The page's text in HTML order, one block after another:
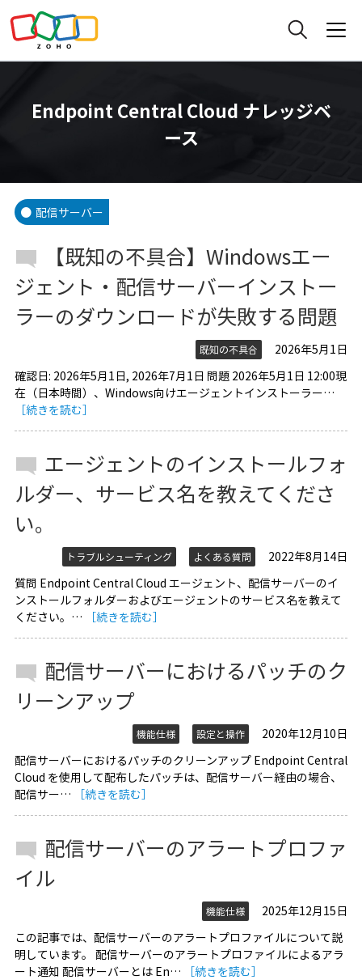
Endpoint Central Cloud ナレッジベ
ース
配信サーバー
【既知の不具合】Windowsエー
ジェント・配信サーバーインストー
ラーのダウンロードが失敗する問題
既知の不具合
2026年5月1日
確認日: 2026年5月1日, 2026年7月1日 問題 2026年5月1日 12:00現
在（日本時間）、Windows向けエージェントインストーラー…
［続きを読む］
エージェントのインストールフォ
ルダー、サービス名を教えてくださ
い。
トラブルシューティング よくある質問
2022年8月14日
質問 Endpoint Central Cloud エージェント、配信サーバーのイ
ンストールフォルダーおよびエージェントのサービス名を教えて
ください。…
［続きを読む］
配信サーバーにおけるパッチのク
リーンアップ
機能仕様 設定と操作
2020年12月10日
配信サーバーにおけるパッチのクリーンアップ Endpoint Central
Cloud を使用して配布したパッチは、配信サーバー経由の場合、
配信サー…
［続きを読む］
配信サーバーのアラートプロファ
イル
機能仕様
2025年12月15日
この記事では、配信サーバーのアラートプロファイルについて説
明しています。 配信サーバーのアラートプロファイルによるアラ
ート通知 配信サーバーとは En…
［続きを読む］